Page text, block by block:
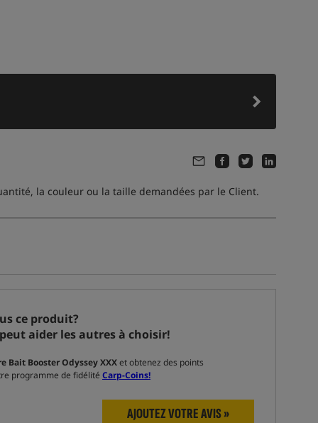
la couleur ou la taille demandées par le Client.
ce produit?
aider les autres à choisir!
Bait Booster Odyssey XXXet obtenez des points
programme de fidélité Carp-Coins!
AJOUTEZ VOTRE AVIS »